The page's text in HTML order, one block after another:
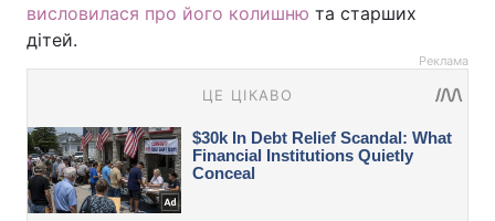
висловилася про його колишню та старших
дітей.
Реклама